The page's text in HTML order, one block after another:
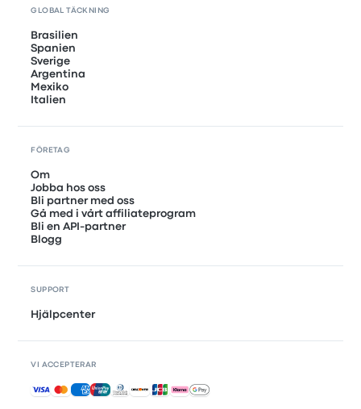
GLOBAL TÄCKNING
Brasilien
Spanien
Sverige
Argentina
Mexiko
Italien
FÖRETAG
Om
Jobba hos oss
Bli partner med oss
Gå med i vårt affiliateprogram
Bli en API-partner
Blogg
SUPPORT
Hjälpcenter
VI ACCEPTERAR
Accepterade betalningar